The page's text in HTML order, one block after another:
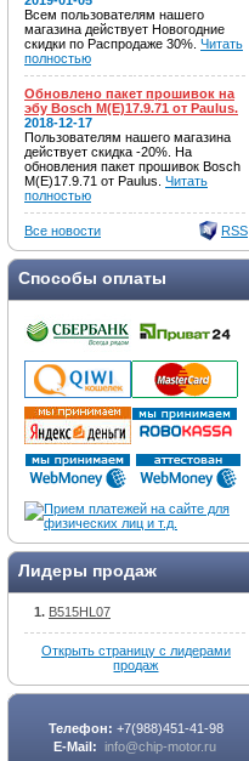
Всем пользователям нашего
магазина действует Новогодние
скидки по Распродаже 30%. Читать
полностью
Обновлено пакет прошивок на
эбу Bosch M(E)17.9.71 от Paulus.
2018-12-17
Пользователям нашего магазина
действует скидка -20%. На
обновления пакет прошивок Bosch
M(E)17.9.71 от Paulus. Читать
полностью
Все новости RSS
Способы оплаты
Лидеры продаж
B515HL07
Открыть страницу с лидерами
продаж
Телефон: +7(988)451-41-98
E-Mail: info@chip-motor.ru